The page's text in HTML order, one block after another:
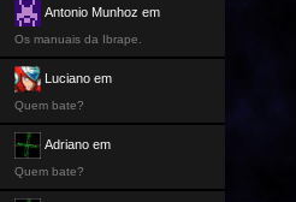
Antonio Munhoz em
Os manuais da Ibrape.
Luciano em
Quem bate?
Adriano em
Quem bate?